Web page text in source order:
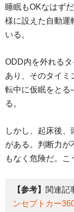
睡眠もOKなはず
様に設えた自動運
いる。
ODD内を外れる
あり、そのタイミ
転中に仮眠をと
る。
しかし、起床後
がある。判断力が
もなく危険だ。こ
【参考】 関連記
ンセプトカー